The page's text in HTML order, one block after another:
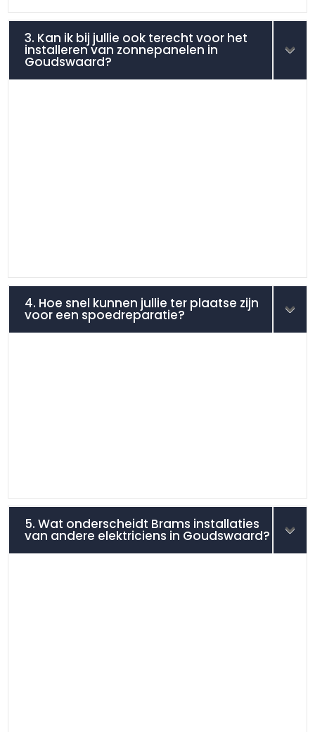
3. Kan ik bij jullie ook terecht voor het
installeren van zonnepanelen in
Goudswaard?
4. Hoe snel kunnen jullie ter plaatse zijn
voor een spoedreparatie?
5. Wat onderscheidt Brams installaties
van andere elektriciens in Goudswaard?